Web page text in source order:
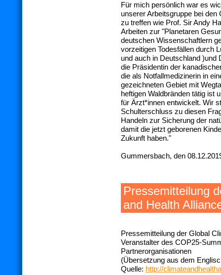
Für mich persönlich war es
unserer Arbeitsgruppe bei
zu treffen wie Prof. Sir Andy
Arbeiten zur "Planetaren
deutschen Wissenschaftlern
vorzeitigen Todesfällen durch
und auch in Deutschland )und
die Präsidentin der
die als Notfallmedizinerin in
gezeichneten Gebiet mit
heftigen Waldbränden tätig ist
für Ärzt*innen entwickelt. Wir
Schulterschluss zu diesen
Handeln zur Sicherung der
damit die jetzt geborenen
Zukunft haben."
Gummersbach, den
Pressemitteilung
and Health
Pressemitteilung der Global
Veranstalter des COP25-
Partnerorganisationen
(Übersetzung aus dem
Quelle: http://